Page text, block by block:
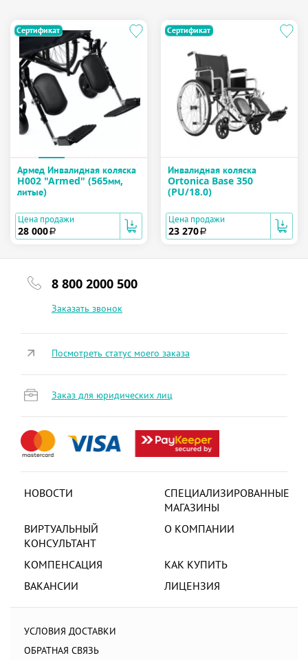
Сертификат
Армед Инвалидная коляска
H002 "Armed" (565мм,
литые)
Цена продажи
28 000 a
Сертификат
Инвалидная коляска
Ortonica Base 350
(PU/18.0)
Цена продажи
23 270 a
8 800 2000 500
Заказать звонок
НОВОСТИ
СПЕЦИАЛИЗИРОВАННЫЕ
МАГАЗИНЫ
ВИРТУАЛЬНЫЙ
КОНСУЛЬТАНТ
О КОМПАНИИ
КОМПЕНСАЦИЯ
КАК КУПИТЬ
ВАКАНСИИ
ЛИЦЕНЗИЯ
УСЛОВИЯ ДОСТАВКИ
ОБРАТНАЯ СВЯЗЬ
Посмотреть статус моего заказа
Заказ для юридических лиц